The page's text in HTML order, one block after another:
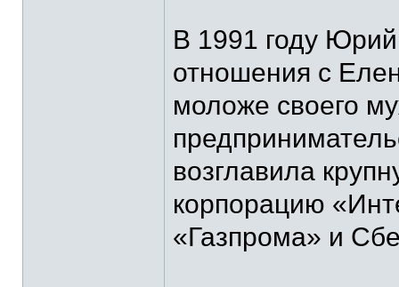
В 1991 году
отношения с
моложе своего
возглавила
корпорацию
«Газпрома» и